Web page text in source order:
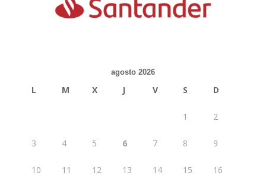
agosto 2026
L M X J V S D
1 2
3 4 5 6 7 8 9
10 11 12 13 14 15 16